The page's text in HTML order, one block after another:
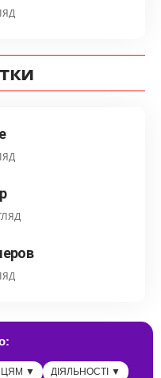
▼ ДІЯЛЬНОСТІ ▼